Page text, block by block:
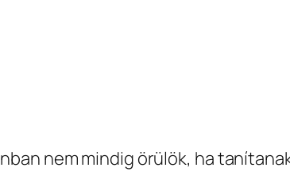
nem mindig örülök, ha